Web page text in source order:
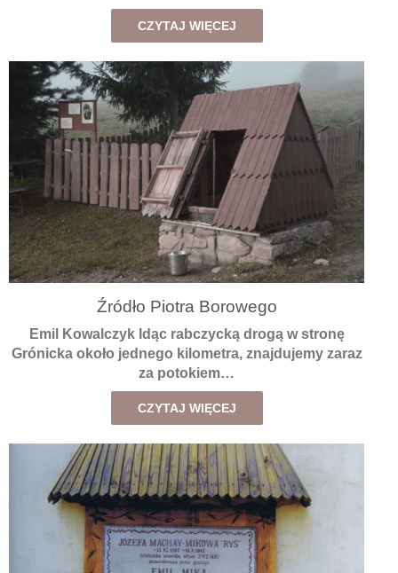
CZYTAJ WIĘCEJ
Źródło Piotra Borowego
Emil Kowalczyk Idąc rabczycką drogą w stronę
Grónicka około jednego kilometra, znajdujemy zaraz
za potokiem…
CZYTAJ WIĘCEJ